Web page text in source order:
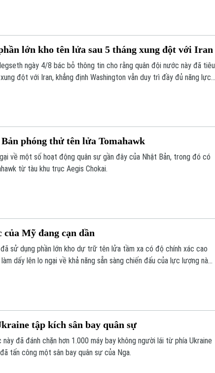
lớn kho tên lửa sau 5 tháng xung đột với Iran
ngày 4/8 bác bỏ thông tin cho rằng quân đội nước này đã tiêu
đột với Iran, khẳng định Washington vẫn duy trì đầy đủ năng lực
phóng thử tên lửa Tomahawk
về một số hoạt động quân sự gần đây của Nhật Bản, trong đó có
từ tàu khu trục Aegis Chokai.
Mỹ đang cạn dần
sử dụng phần lớn kho dự trữ tên lửa tầm xa có độ chính xác cao
dấy lên lo ngại về khả năng sẵn sàng chiến đấu của lực lượng này
tập kích sân bay quân sự
đã đánh chặn hơn 1.000 máy bay không người lái từ phía Ukraine
tấn công một sân bay quân sự của Nga.